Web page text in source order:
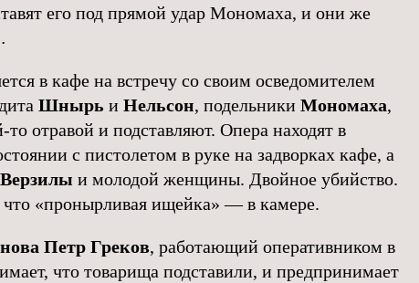
его под прямой удар Мономаха, и они же
в кафе на встречу со своим осведомителем
Шнырь и Нельсон, подельники Мономаха,
то отравой и подставляют. Опера находят в
с пистолетом в руке на задворках кафе, а
Верзилы и молодой женщины. Двойное убийство.
что «пронырливая ищейка» — в камере.
Петр Греков, работающий оперативником в
что товарища подставили, и предпринимает